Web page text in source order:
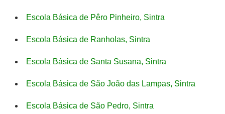
Escola Básica de Pêro Pinheiro, Sintra
Escola Básica de Ranholas, Sintra
Escola Básica de Santa Susana, Sintra
Escola Básica de São João das Lampas, Sintra
Escola Básica de São Pedro, Sintra